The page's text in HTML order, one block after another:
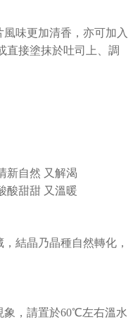
味更加清香，亦可加入
直接塗抹於吐司上、調
新自然 又解渴
酸甜甜 又溫暖
結晶乃晶種自然轉化，
象，請置於60℃左右溫水